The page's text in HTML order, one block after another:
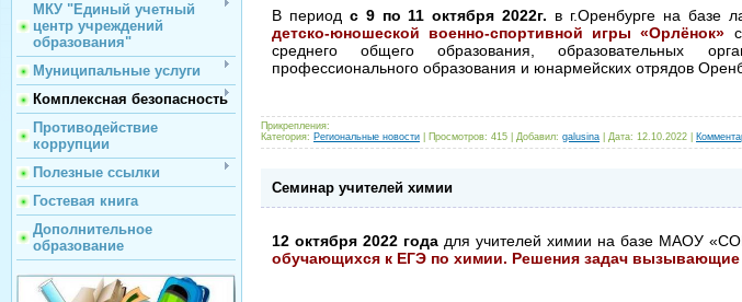
МКУ "Единый учетный
центр учреждений
образования"
Муниципальные услуги
Комплексная безопасность
Противодействие
коррупции
Полезные ссылки
Гостевая книга
Дополнительное
образование
В период с 9 по 11 октября 2022г. в г.Оренбурге на базе
детско-юношеской военно-спортивной игры «Орлёнок»
среднего общего образования, образовательных
профессионального образования и юнармейских отрядов
Прикрепления:
Категория: Региональные новости Просмотров: 415 | Добавил: galusina Дата: 12.10.2022
Семинар учителей химии
12 октября 2022 года для учителей химии на базе МАОУ
обучающихся к ЕГЭ по химии. Решения задач вызывающие